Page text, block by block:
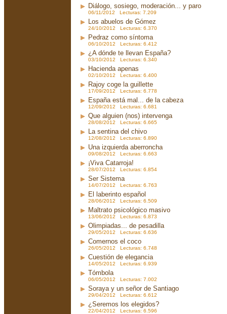
Diálogo, sosiego, moderación... y paro
06/11/2012 Lecturas: 7.209
Los abuelos de Gómez
24/10/2012 Lecturas: 6.370
Pedraz como síntoma
06/10/2012 Lecturas: 6.412
¿A dónde te llevan España?
03/10/2012 Lecturas: 6.340
Hacienda apenas
02/10/2012 Lecturas: 6.400
Rajoy coge la guillette
17/09/2012 Lecturas: 6.778
España está mal... de la cabeza
12/09/2012 Lecturas: 6.681
Que alguien (nos) intervenga
28/08/2012 Lecturas: 6.665
La sentina del chivo
12/08/2012 Lecturas: 6.890
Una izquierda aberroncha
09/08/2012 Lecturas: 6.663
¡Viva Catarroja!
28/07/2012 Lecturas: 6.854
Ser Sistema
14/07/2012 Lecturas: 6.763
El laberinto español
28/06/2012 Lecturas: 6.509
Maltrato psicológico masivo
13/06/2012 Lecturas: 6.873
Olimpiadas... de pesadilla
29/05/2012 Lecturas: 6.636
Comernos el coco
26/05/2012 Lecturas: 6.748
Cuestión de elegancia
14/05/2012 Lecturas: 6.939
Tómbola
06/05/2012 Lecturas: 7.002
Soraya y un señor de Santiago
29/04/2012 Lecturas: 6.612
¿Seremos los elegidos?
22/04/2012 Lecturas: 6.596